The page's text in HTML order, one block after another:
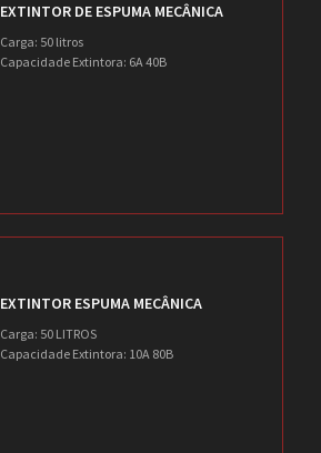
EXTINTOR DE ESPUMA MECÂNICA
Carga: 50 litros
Capacidade Extintora: 6A 40B
EXTINTOR ESPUMA MECÂNICA
Carga: 50 LITROS
Capacidade Extintora: 10A 80B